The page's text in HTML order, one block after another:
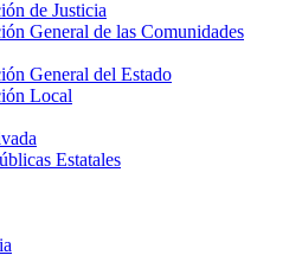
de Justicia
General de las Comunidades
General del Estado
Local
Estatales